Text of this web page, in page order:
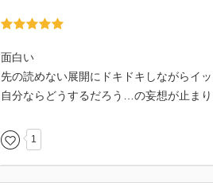
面白い
先の読めない展開にドキドキしながらイッ
自分ならどうするだろう…の妄想が止ま
1